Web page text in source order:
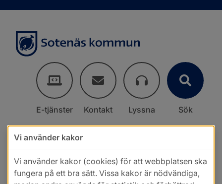
E-tjänster Kontakt Lyssna Sök
Vi använder kakor
Vi använder kakor (cookies) för att webbplatsen ska
fungera på ett bra sätt. Vissa kakor är nödvändiga,